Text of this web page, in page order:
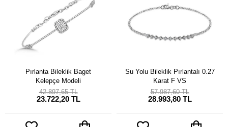
Pırlanta Bileklik Baget
Kelepçe Modeli
23.722,20 TL
42.897,65 TL
Su Yolu Bileklik Pırlantalı 0.27
Karat F VS
28.993,80 TL
57.987,60 TL